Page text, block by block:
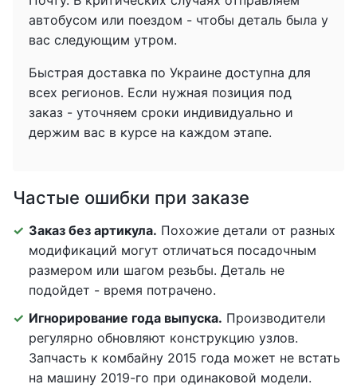
автобусом или поездом - чтобы деталь была у
вас следующим утром.
Быстрая доставка по Украине доступна для
всех регионов. Если нужная позиция под
заказ - уточняем сроки индивидуально и
держим вас в курсе на каждом этапе.
Частые ошибки при заказе
Заказ без артикула. Похожие детали от разных
модификаций могут отличаться посадочным
размером или шагом резьбы. Деталь не
подойдет - время потрачено.
Игнорирование года выпуска. Производители
регулярно обновляют конструкцию узлов.
Запчасть к комбайну 2015 года может не встать
на машину 2019-го при одинаковой модели.